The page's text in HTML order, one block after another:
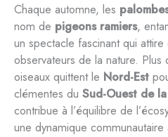
Chaque automne, les
nom de pigeons ramiers,
un spectacle fascinant qui
observateurs de la nature.
oiseaux quittent le Nord-Est
clémentes du Sud-Ouest de
contribue à l’équilibre de
une dynamique